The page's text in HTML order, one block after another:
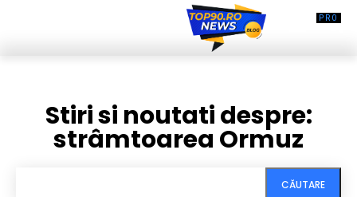
Stiri si noutati despre:
strâmtoarea Ormuz
CĂUTARE